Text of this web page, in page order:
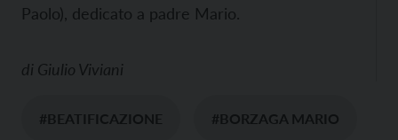
Paolo), dedicato a padre Mario.
di Giulio Viviani
#BEATIFICAZIONE #BORZAGA MARIO